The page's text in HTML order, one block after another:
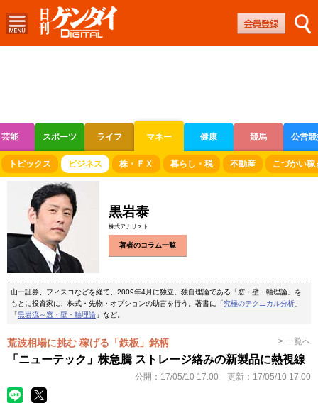
芸能 スポーツ ライフ マネー 健康 競馬 公営
ボートレース 競輪 オートレース
トピックス ビジネス 株・ＦＸ 暮らし・税 不動産 こづかい稼
黒岩泰
株式アナリスト
著者のコラム一覧
山一証券、フィスコなどを経て、2009年4月に独立。独自理論である「窓・壁・軸理論」を
もとに投資家に、株式・先物・オプションの助言を行う。著書に「究極のテクニカル分析 」
「黒岩流～窓・壁・軸理論 」など。
荒波相場に挑む 稼げる「鉄板」銘柄 > 一覧へ
「ニューテック」株急騰 ストレージ絡みの新製品に熱視線
公開： 17/05/10 17:00 更新： 17/05/10 17:00